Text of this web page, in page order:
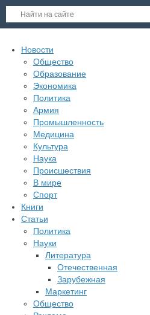
Новости
Общество
Образование
Экономика
Политика
Армия
Промышленность
Медицина
Культура
Наука
Происшествия
В мире
Спорт
Книги
Статьи
Политика
Науки
Литература
Отечественная
Зарубежная
Маркетинг
Общество